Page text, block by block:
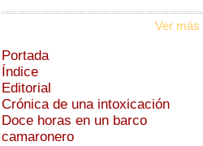
Ver más
Portada
Índice
Editorial
Crónica de una intoxicación
Doce horas en un barco
camaronero